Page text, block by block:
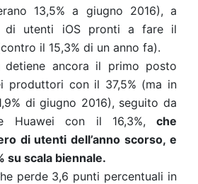
13,5% a giugno 2016), a
di utenti iOS pronti a fare il
il 15,3% di un anno fa).
detiene ancora il primo posto
produttori con il 37,5% (ma in
di giugno 2016), seguito da
Huawei con il 16,3%, che
di utenti dell’anno scorso, e
su scala biennale.
perde 3,6 punti percentuali in